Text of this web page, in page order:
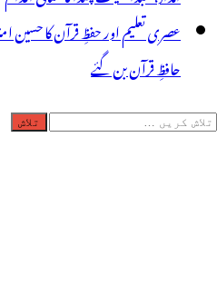
عصری تعلیم اور حفظِ قرآن کا حسین
حافظِ قرآن بن گئے
تلاش